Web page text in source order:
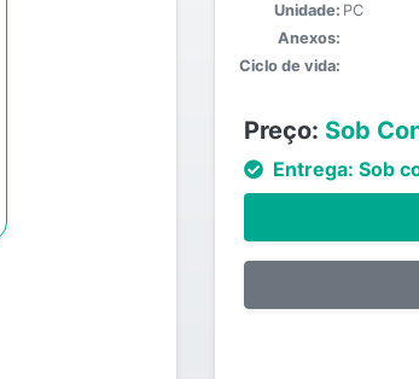
Unidade: PC
Anexos:
Ciclo de vida:
Preço: Sob
Entrega: Sob